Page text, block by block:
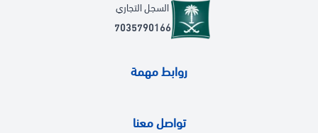
السجل التجاري
7035790166
روابط مهمة
تواصل معنا